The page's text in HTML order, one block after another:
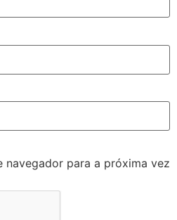
navegador para a próxima vez